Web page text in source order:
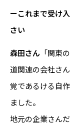
ーこれまで受け
さい
森田さん 「関東
道関連の会社さ
覚であるける自
ました。
地元の企業さん